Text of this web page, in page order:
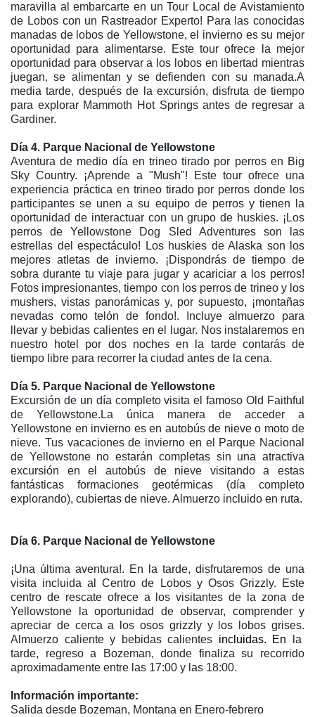
maravilla al embarcarte en un Tour Local de Avistamiento
de Lobos con un Rastreador Experto! Para las conocidas
manadas de lobos de Yellowstone, el invierno es su mejor
oportunidad para alimentarse. Este tour ofrece la mejor
oportunidad para observar a los lobos en libertad mientras
juegan, se alimentan y se defienden con su manada.A
media tarde, después de la excursión, disfruta de tiempo
para explorar Mammoth Hot Springs antes de regresar a
Gardiner.
Día 4. Parque Nacional de Yellowstone
Aventura de medio día en trineo tirado por perros en Big
Sky Country. ¡Aprende a "Mush"! Este tour ofrece una
experiencia práctica en trineo tirado por perros donde los
participantes se unen a su equipo de perros y tienen la
oportunidad de interactuar con un grupo de huskies. ¡Los
perros de Yellowstone Dog Sled Adventures son las
estrellas del espectáculo! Los huskies de Alaska son los
mejores atletas de invierno. ¡Dispondrás de tiempo de
sobra durante tu viaje para jugar y acariciar a los perros!
Fotos impresionantes, tiempo con los perros de trineo y los
mushers, vistas panorámicas y, por supuesto, ¡montañas
nevadas como telón de fondo!. Incluye almuerzo para
llevar y bebidas calientes en el lugar. Nos instalaremos en
nuestro hotel por dos noches en la tarde contarás de
tiempo libre para recorrer la ciudad antes de la cena.
Día 5. Parque Nacional de Yellowstone
Excursión de un día completo visita el famoso Old Faithful
de Yellowstone.La única manera de acceder a
Yellowstone en invierno es en autobús de nieve o moto de
nieve. Tus vacaciones de invierno en el Parque Nacional
de Yellowstone no estarán completas sin una atractiva
excursión en el autobús de nieve visitando a estas
fantásticas formaciones geotérmicas (día completo
explorando), cubiertas de nieve. Almuerzo incluido en ruta.
Día 6. Parque Nacional de Yellowstone
¡Una última aventura!. En la tarde, disfrutaremos de una
visita incluida al Centro de Lobos y Osos Grizzly. Este
centro de rescate ofrece a los visitantes de la zona de
Yellowstone la oportunidad de observar, comprender y
apreciar de cerca a los osos grizzly y los lobos grises.
Almuerzo caliente y bebidas calientes incluidas. En la
tarde, regreso a Bozeman, donde finaliza su recorrido
aproximadamente entre las 17:00 y las 18:00.
Información importante:
Salida desde Bozeman, Montana en Enero-febrero